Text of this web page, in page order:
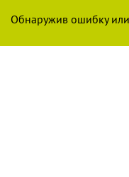
Обнаружив ошибку или